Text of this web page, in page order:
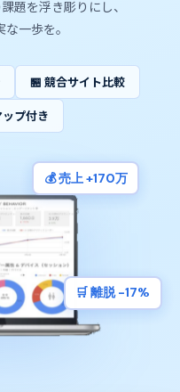
題を浮き彫りにし、
一歩を。
🏪 競合サイト比較
プ付き
💰 売上 +170万
🛒 離脱 -17%